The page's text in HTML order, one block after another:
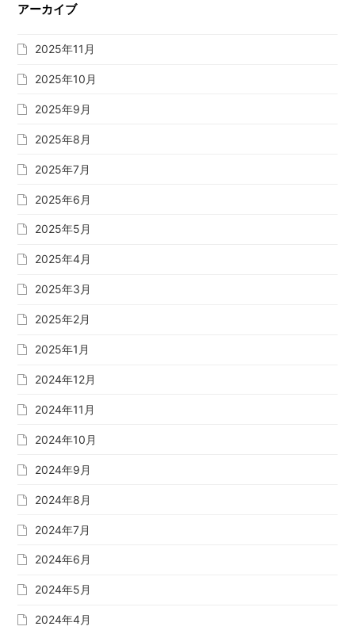
アーカイブ
2025年11月
2025年10月
2025年9月
2025年8月
2025年7月
2025年6月
2025年5月
2025年4月
2025年3月
2025年2月
2025年1月
2024年12月
2024年11月
2024年10月
2024年9月
2024年8月
2024年7月
2024年6月
2024年5月
2024年4月